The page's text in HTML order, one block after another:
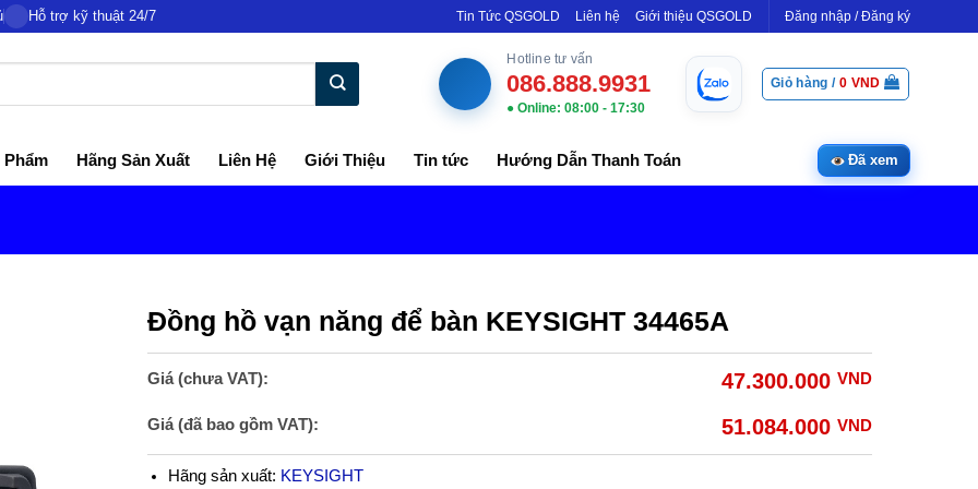
Hỗ trợ kỹ thuật 24/7 Tin Tức QSGOLD Liên hệ Giới thiệu QSGOLD Đăng nhập / Đăng ký
Hotline tư vấn
086.888.9931
● Online: 08:00 - 17:30
Giỏ hàng / 0 VND
Phẩm Hãng Sản Xuất Liên Hệ Giới Thiệu Tin tức Hướng Dẫn Thanh Toán Đã xem
Đồng hồ vạn năng để bàn KEYSIGHT 34465A
Giá (chưa VAT): 47.300.000VND
Giá (đã bao gồm VAT): 51.084.000VND
Hãng sản xuất: KEYSIGHT